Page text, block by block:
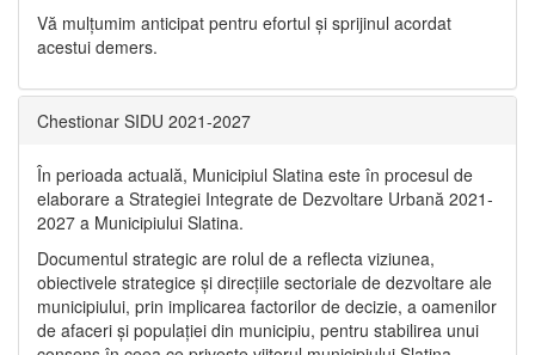
Vă mulţumim anticipat pentru efortul şi sprijinul acordat
acestui demers.
Chestionar SIDU 2021-2027
În perioada actuală, Municipiul Slatina este în procesul de
elaborare a Strategiei Integrate de Dezvoltare Urbană 2021‐
2027 a Municipiului Slatina.
Documentul strategic are rolul de a reflecta viziunea,
obiectivele strategice și direcțiile sectoriale de dezvoltare ale
municipiului, prin implicarea factorilor de decizie, a oamenilor
de afaceri și populației din municipiu, pentru stabilirea unui